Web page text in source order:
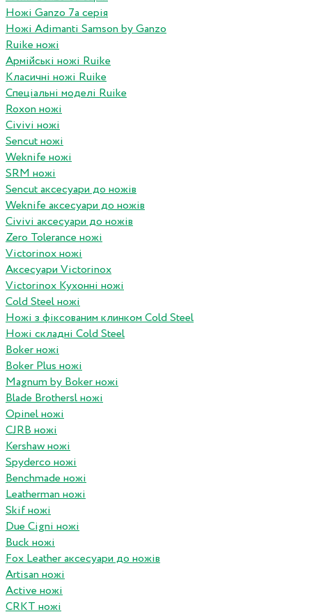
Ножі Ganzo 7а серія
Ножі Adimanti Samson by Ganzo
Ruike ножі
Армійські ножі Ruike
Класичні ножі Ruike
Спеціальні моделі Ruike
Roxon ножi
Civivi ножі
Sencut ножі
Weknife ножі
SRM ножі
Sencut аксесуари до ножів
Weknife аксесуари до ножів
Civivi аксесуари до ножів
Zero Tolerance ножі
Victorinox ножі
Аксесуари Victorinox
Victorinox Кухонні ножі
Cold Steel ножі
Ножі з фіксованим клинком Cold Steel
Ножі складні Cold Steel
Boker ножі
Boker Plus ножі
Magnum by Boker ножі
Blade Brothersl ножі
Opinel ножі
CJRB ножі
Kershaw ножі
Spyderco ножі
Benchmade ножі
Leatherman ножі
Skif ножі
Due Cigni ножі
Buck ножі
Fox Leather аксесуари до ножів
Artisan ножі
Active ножі
CRKT ножі